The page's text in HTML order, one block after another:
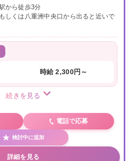
から徒歩3分
しくは八重洲中央口から出ると近いで
時給 2,300円～
続きを見る
電話で応募
検討中に追加
詳細を見る